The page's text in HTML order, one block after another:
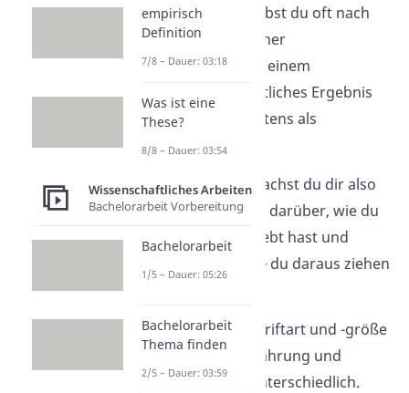
Eine Reflexion schreibst du oft nach
einemPraktikum
, einer
Gruppenarbeitoder einem
Seminar
. Dein schriftliches Ergebnis
bezeichnest du meistens als
Reflexionsbericht
Bei einer Relexion machst du dir also
schriftlich Gedanken darüber, wie du
die Lernsituation erlebt hast und
Erkenntnissedu daraus ziehen
kannst.
Der Umfang, die Schriftart und -größe
sind je nach Lernerfahrung und
Aufgabenstellung unterschiedlich.
empirisch
Definition
7/8 – Dauer: 03:18
Was ist eine
These?
8/8 – Dauer: 03:54
Wissenschaftliches Arbeiten
Bachelorarbeit Vorbereitung
Bachelorarbeit
1/5 – Dauer: 05:26
Bachelorarbeit
Thema finden
2/5 – Dauer: 03:59